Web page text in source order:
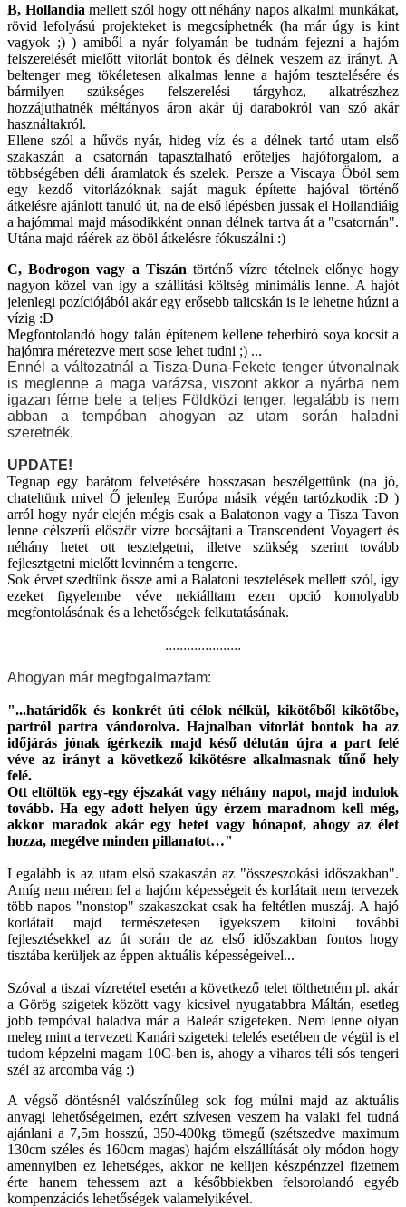
B, Hollandia mellett szól hogy ott néhány napos alkalmi munkákat,
rövid lefolyású projekteket is megcsíphetnék (ha már úgy is kint
vagyok ;) ) amiből a nyár folyamán be tudnám fejezni a hajóm
felszerelését mielőtt vitorlát bontok és délnek veszem az irányt. A
beltenger meg tökéletesen alkalmas lenne a hajóm tesztelésére és
bármilyen szükséges felszerelési tárgyhoz, alkatrészhez
hozzájuthatnék méltányos áron akár új darabokról van szó akár
használtakról.
Ellene szól a hűvös nyár, hideg víz és a délnek tartó utam első
szakaszán a csatornán tapasztalható erőteljes hajóforgalom, a
többségében déli áramlatok és szelek. Persze a Viscaya Öböl sem
egy kezdő vitorlázóknak saját maguk építette hajóval történő
átkelésre ajánlott tanuló út, na de első lépésben jussak el Hollandiáig
a hajómmal majd másodikként onnan délnek tartva át a "csatornán".
Utána majd ráérek az öböl átkelésre fókuszálni :)
C, Bodrogon vagy a Tiszán történő vízre tételnek előnye hogy
nagyon közel van így a szállítási költség minimális lenne. A hajót
jelenlegi pozíciójából akár egy erősebb talicskán is le lehetne húzni a
vízig :D
Megfontolandó hogy talán építenem kellene teherbíró soya kocsit a
hajómra méretezve mert sose lehet tudni ;) ...
Ennél a változatnál a Tisza-Duna-Fekete tenger útvonalnak
is meglenne a maga varázsa, viszont akkor a nyárba nem
igazan férne bele a teljes Földközi tenger, legalább is nem
abban a tempóban ahogyan az utam során haladni
szeretnék.
UPDATE!
Tegnap egy barátom felvetésére hosszasan beszélgettünk (na jó,
chateltünk mivel Ő jelenleg Európa másik végén tartózkodik :D )
arról hogy nyár elején mégis csak a Balatonon vagy a Tisza Tavon
lenne célszerű először vízre bocsájtani a Transcendent Voyagert és
néhány hetet ott tesztelgetni, illetve szükség szerint tovább
fejlesztgetni mielőtt levinném a tengerre.
Sok érvet szedtünk össze ami a Balatoni tesztelések mellett szól, így
ezeket figyelembe véve nekiálltam ezen opció komolyabb
megfontolásának és a lehetőségek felkutatásának.
.....................
Ahogyan már megfogalmaztam:
"...határidők és konkrét úti célok nélkül, kikötőből kikötőbe,
partról partra vándorolva. Hajnalban vitorlát bontok ha az
időjárás jónak ígérkezik majd késő délután újra a part felé
véve az irányt a következő kikötésre alkalmasnak tűnő hely
felé.
Ott eltöltök egy-egy éjszakát vagy néhány napot, majd indulok
tovább. Ha egy adott helyen úgy érzem maradnom kell még,
akkor maradok akár egy hetet vagy hónapot, ahogy az élet
hozza, megélve minden pillanatot…"
Legalább is az utam első szakaszán az "összeszokási időszakban".
Amíg nem mérem fel a hajóm képességeit és korlátait nem tervezek
több napos "nonstop" szakaszokat csak ha feltétlen muszáj. A hajó
korlátait majd természetesen igyekszem kitolni további
fejlesztésekkel az út során de az első időszakban fontos hogy
tisztába kerüljek az éppen aktuális képességeivel...
Szóval a tiszai vízretétel esetén a következő telet tölthetném pl. akár
a Görög szigetek között vagy kicsivel nyugatabbra Máltán, esetleg
jobb tempóval haladva már a Baleár szigeteken. Nem lenne olyan
meleg mint a tervezett Kanári szigeteki telelés esetében de végül is el
tudom képzelni magam 10C-ben is, ahogy a viharos téli sós tengeri
szél az arcomba vág :)
A végső döntésnél valószínűleg sok fog múlni majd az aktuális
anyagi lehetőségeimen, ezért szívesen veszem ha valaki fel tudná
ajánlani a 7,5m hosszú, 350-400kg tömegű (szétszedve maximum
130cm széles és 160cm magas) hajóm elszállítását oly módon hogy
amennyiben ez lehetséges, akkor ne kelljen készpénzzel fizetnem
érte hanem tehessem azt a későbbiekben felsorolandó egyéb
kompenzációs lehetőségek valamelyikével.